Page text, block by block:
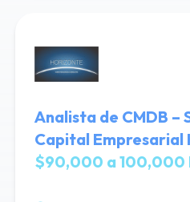
Analista de CMDB –
Capital Empresarial
$90,000 a 100,000